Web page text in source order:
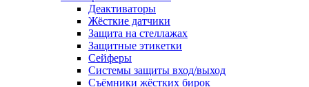
Деактиваторы
Жёсткие датчики
Защита на стеллажах
Защитные этикетки
Сейферы
Системы защиты вход/выход
Съёмники жёстких бирок